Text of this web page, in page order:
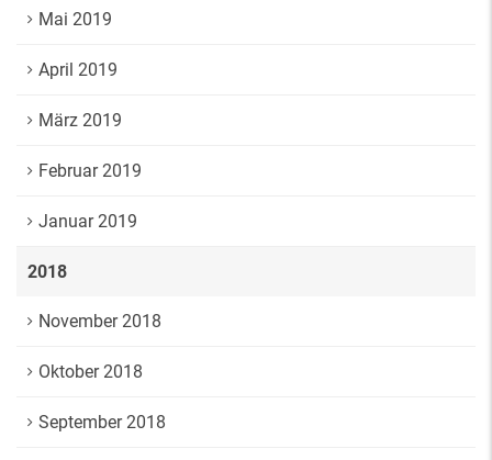
Mai 2019
April 2019
März 2019
Februar 2019
Januar 2019
2018
November 2018
Oktober 2018
September 2018